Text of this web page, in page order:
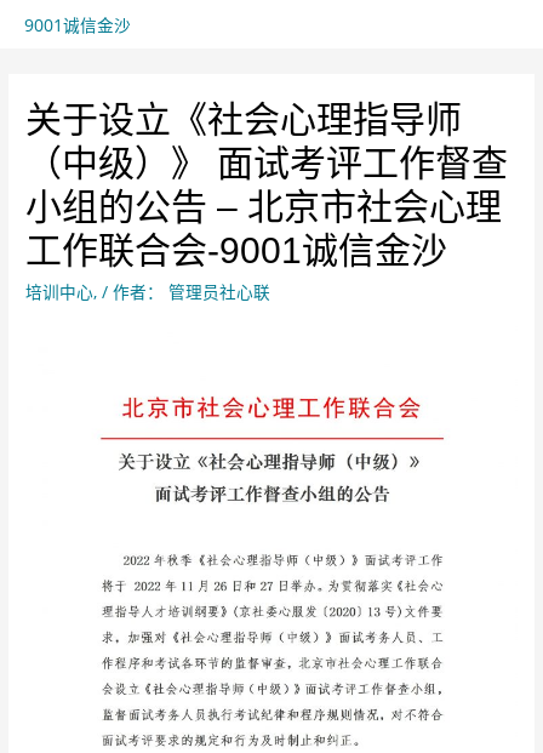
9001诚信金沙
关于设立《社会心理指导师
（中级）》 面试考评工作督查
小组的公告 – 北京市社会心理
工作联合会-9001诚信金沙
培训中心,/ 作者： 管理员社心联